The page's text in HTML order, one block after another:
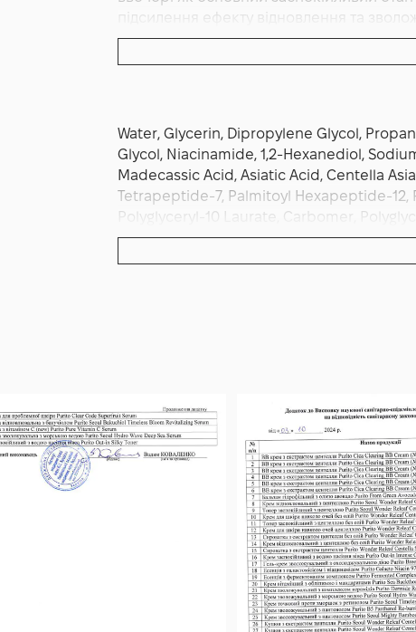
підсилення ефекту відновлення та
Water, Glycerin, Dipropylene Glycol,
Glycol, Niacinamide, 1,2-Hexanediol,
Madecassic Acid, Asiatic Acid, Centella
Tetrapeptide-7, Palmitoyl Hexapeptide-
Polyglyceryl-10 Laurate, Carbomer,
Tromethamine, Ethylhexylglycerin,
EDTA, Sucrose Stearate, Glyceryl